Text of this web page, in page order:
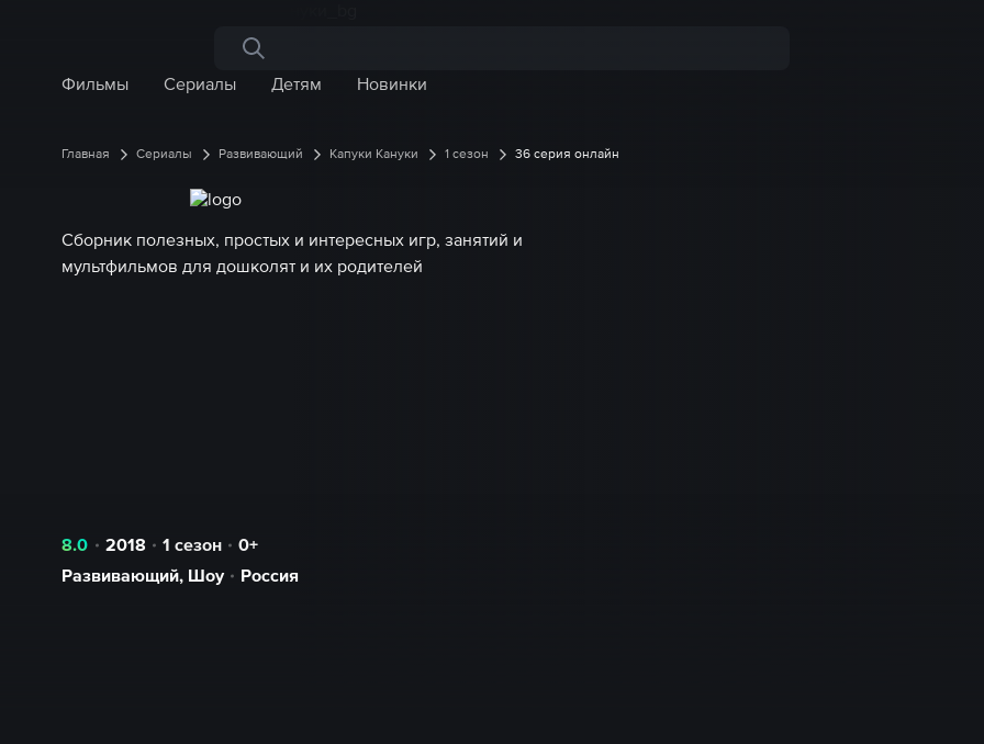
Поиск по сайту
Фильмы
Сериалы Детям Новинки
Главная Сериалы Развивающий Капуки Кануки 1 сезон 36 серия онлайн
Сборник полезных, простых и интересных игр, занятий и
мультфильмов для дошколят и их родителей
8.0 2018 1 сезон
0+
Развивающий, Шоу Россия